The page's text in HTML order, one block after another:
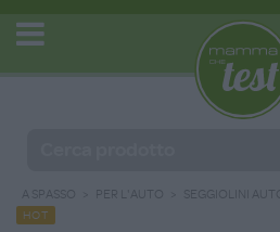
A SPASSO PER L'AUTO SEGGIOLINI
HOT